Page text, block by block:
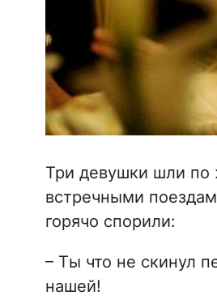
Три девушки шли
встречными
горячо спорили:
– Ты что не скинул
нашей!